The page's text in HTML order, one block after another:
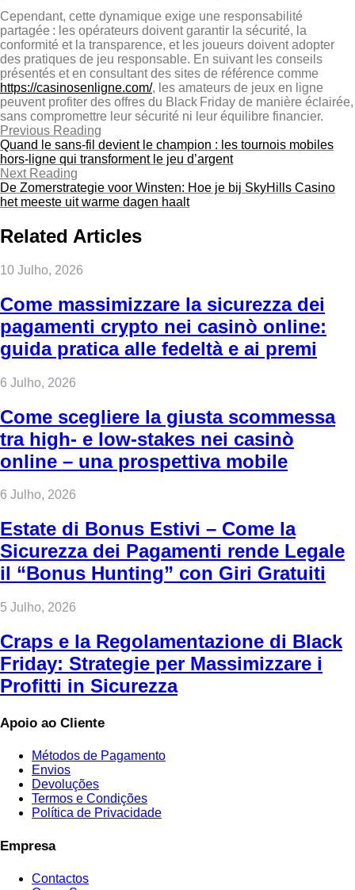
Cependant, cette dynamique exige une responsabilité
partagée : les opérateurs doivent garantir la sécurité, la
conformité et la transparence, et les joueurs doivent adopter
des pratiques de jeu responsable. En suivant les conseils
présentés et en consultant des sites de référence comme
https://casinosenligne.com/, les amateurs de jeux en ligne
peuvent profiter des offres du Black Friday de manière éclairée,
sans compromettre leur sécurité ni leur équilibre financier.
Previous Reading
Quand le sans‑fil devient le champion : les tournois mobiles
hors‑ligne qui transforment le jeu d’argent
Next Reading
De Zomerstrategie voor Winsten: Hoe je bij SkyHills Casino
het meeste uit warme dagen haalt
Related Articles
10 Julho, 2026
Come massimizzare la sicurezza dei
pagamenti crypto nei casinò online:
guida pratica alle fedeltà e ai premi
6 Julho, 2026
Come scegliere la giusta scommessa
tra high‑ e low‑stakes nei casinò
online – una prospettiva mobile
6 Julho, 2026
Estate di Bonus Estivi – Come la
Sicurezza dei Pagamenti rende Legale
il “Bonus Hunting” con Giri Gratuiti
5 Julho, 2026
Craps e la Regolamentazione di Black
Friday: Strategie per Massimizzare i
Profitti in Sicurezza
Apoio ao Cliente
Métodos de Pagamento
Envios
Devoluções
Termos e Condições
Política de Privacidade
Empresa
Contactos